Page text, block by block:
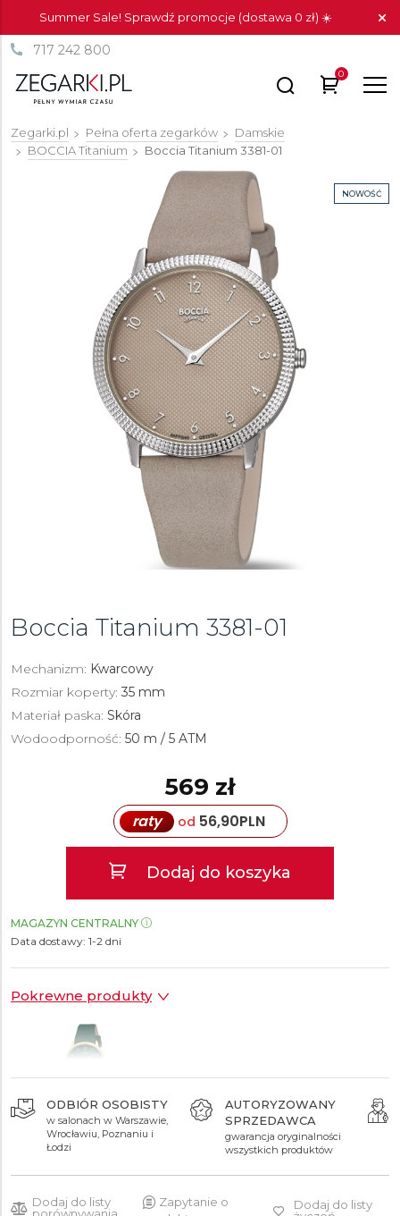
Summer Sale! Sprawdź promocje (dostawa 0 zł) ☀️
717 242 800
0
Zegarki.pl Pełna oferta zegarków
Damskie
BOCCIA Titanium
Boccia Titanium 3381-01
NOWOŚĆ
Boccia Titanium 3381-01
Mechanizm: Kwarcowy
Rozmiar koperty: 35 mm
Materiał paska: Skóra
Wodoodporność: 50 m / 5 ATM
569 zł
raty od 56,90PLN
Dodaj do koszyka
MAGAZYN CENTRALNY
Data dostawy: 1-2 dni
Pokrewne produkty
619 zł
ODBIÓR OSOBISTY
w salonach w Warszawie,
Wrocławiu, Poznaniu i
Łodzi
AUTORYZOWANY
SPRZEDAWCA
gwarancja oryginalności
wszystkich produktów
Dodaj do listy
Zapytanie o
Dodaj do listy